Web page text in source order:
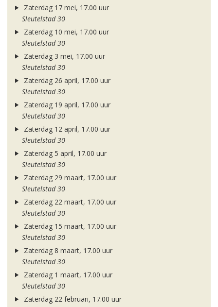
Zaterdag 17 mei, 17.00 uur
Sleutelstad 30
Zaterdag 10 mei, 17.00 uur
Sleutelstad 30
Zaterdag 3 mei, 17.00 uur
Sleutelstad 30
Zaterdag 26 april, 17.00 uur
Sleutelstad 30
Zaterdag 19 april, 17.00 uur
Sleutelstad 30
Zaterdag 12 april, 17.00 uur
Sleutelstad 30
Zaterdag 5 april, 17.00 uur
Sleutelstad 30
Zaterdag 29 maart, 17.00 uur
Sleutelstad 30
Zaterdag 22 maart, 17.00 uur
Sleutelstad 30
Zaterdag 15 maart, 17.00 uur
Sleutelstad 30
Zaterdag 8 maart, 17.00 uur
Sleutelstad 30
Zaterdag 1 maart, 17.00 uur
Sleutelstad 30
Zaterdag 22 februari, 17.00 uur